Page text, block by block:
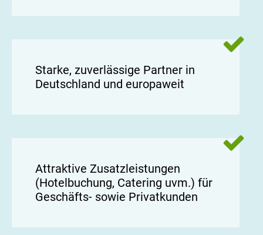
Starke, zuverlässige Partner in
Deutschland und europaweit
Attraktive Zusatzleistungen
(Hotelbuchung, Catering uvm.) für
Geschäfts- sowie Privatkunden